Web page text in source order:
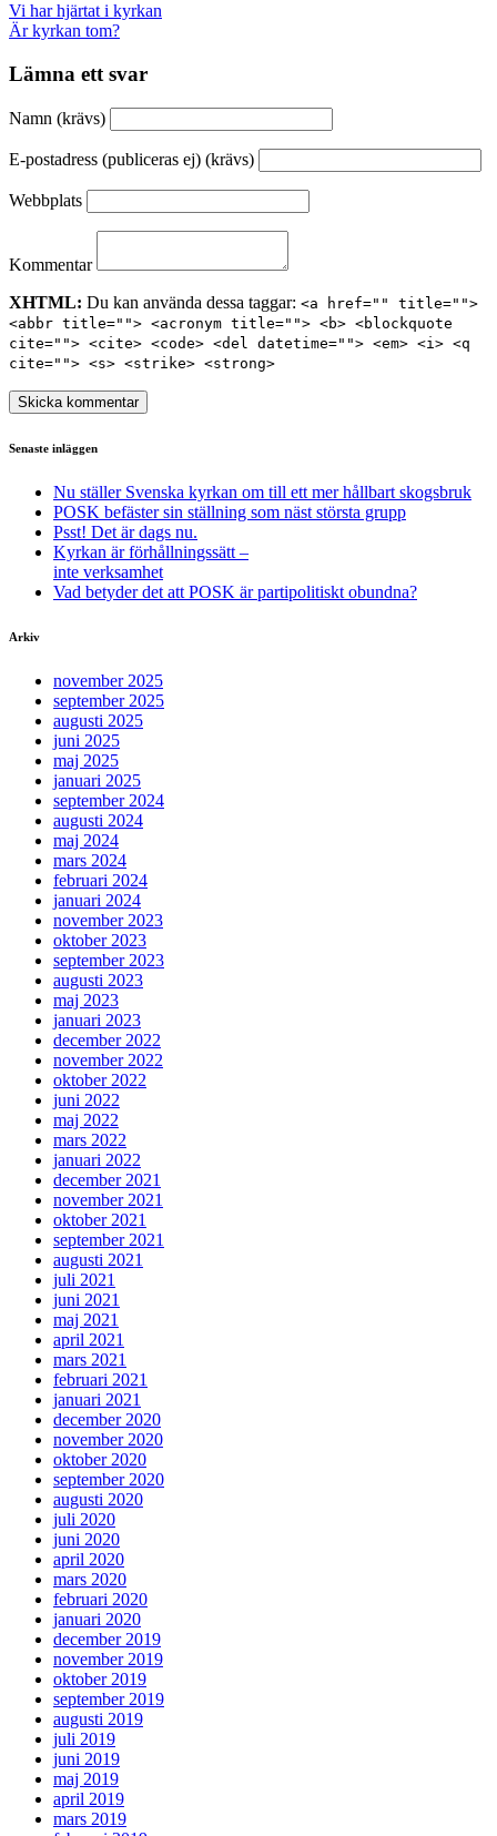
Vi har hjärtat i kyrkan
Är kyrkan tom?
Lämna ett svar
Namn (krävs)
E-postadress (publiceras ej) (krävs)
Webbplats
Kommentar
XHTML: Du kan använda dessa taggar: <a href="" title="">
<abbr title=""> <acronym title=""> <b> <blockquote
cite=""> <cite> <code> <del datetime=""> <em> <i> <q
cite=""> <s> <strike> <strong>
Senaste inläggen
Nu ställer Svenska kyrkan om till ett mer hållbart skogsbruk
POSK befäster sin ställning som näst största grupp
Psst! Det är dags nu.
Kyrkan är förhållningssätt –
inte verksamhet
Vad betyder det att POSK är partipolitiskt obundna?
Arkiv
november 2025
september 2025
augusti 2025
juni 2025
maj 2025
januari 2025
september 2024
augusti 2024
maj 2024
mars 2024
februari 2024
januari 2024
november 2023
oktober 2023
september 2023
augusti 2023
maj 2023
januari 2023
december 2022
november 2022
oktober 2022
juni 2022
maj 2022
mars 2022
januari 2022
december 2021
november 2021
oktober 2021
september 2021
augusti 2021
juli 2021
juni 2021
maj 2021
april 2021
mars 2021
februari 2021
januari 2021
december 2020
november 2020
oktober 2020
september 2020
augusti 2020
juli 2020
juni 2020
april 2020
mars 2020
februari 2020
januari 2020
december 2019
november 2019
oktober 2019
september 2019
augusti 2019
juli 2019
juni 2019
maj 2019
april 2019
mars 2019